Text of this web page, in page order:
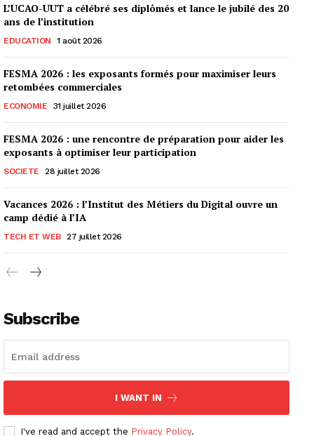
L’UCAO-UUT a célébré ses diplômés et lance le jubilé des 20
ans de l’institution
EDUCATION 1 août 2026
FESMA 2026 : les exposants formés pour maximiser leurs
retombées commerciales
ECONOMIE 31 juillet 2026
FESMA 2026 : une rencontre de préparation pour aider les
exposants à optimiser leur participation
SOCIETE 28 juillet 2026
Vacances 2026 : l’Institut des Métiers du Digital ouvre un
camp dédié à l’IA
TECH ET WEB 27 juillet 2026
Subscribe
I WANT IN
I've read and accept the Privacy Policy.